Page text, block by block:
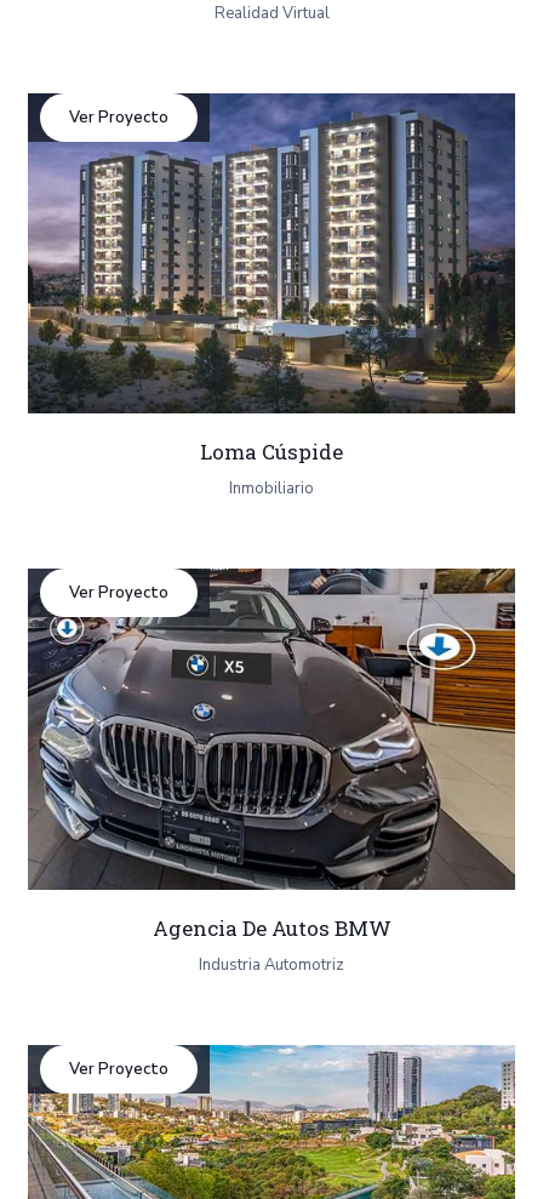
Realidad Virtual
Ver Proyecto
Loma Cúspide
Inmobiliario
Ver Proyecto
Agencia De Autos BMW
Industria Automotriz
Ver Proyecto